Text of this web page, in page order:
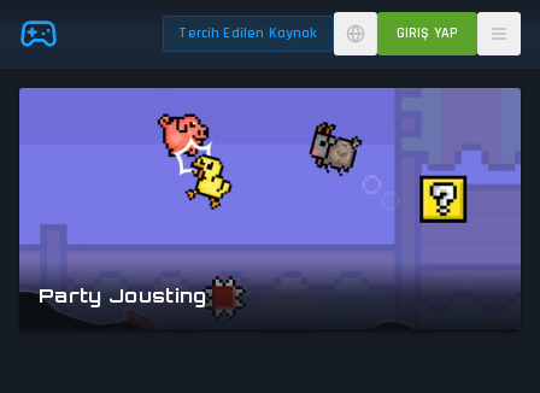
Skip to main contentTercih Edilen Kaynak GIRIŞ YAP
Party Jousting